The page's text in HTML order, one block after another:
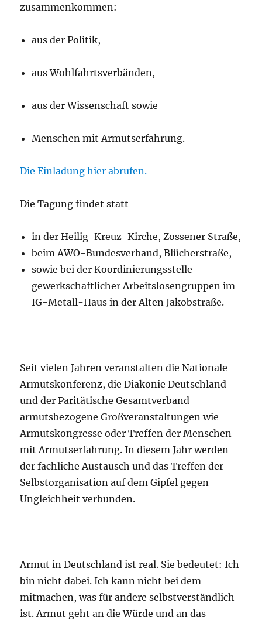
zusammenkommen:
aus der Politik,
aus Wohlfahrtsverbänden,
aus der Wissenschaft sowie
Menschen mit Armutserfahrung.
Die Einladung hier abrufen.
Die Tagung findet statt
in der Heilig-Kreuz-Kirche, Zossener Straße,
beim AWO-Bundesverband, Blücherstraße,
sowie bei der Koordinierungsstelle
gewerkschaftlicher Arbeitslosengruppen im
IG-Metall-Haus in der Alten Jakobstraße.
Seit vielen Jahren veranstalten die Nationale
Armutskonferenz, die Diakonie Deutschland
und der Paritätische Gesamtverband
armutsbezogene Großveranstaltungen wie
Armutskongresse oder Treffen der Menschen
mit Armutserfahrung. In diesem Jahr werden
der fachliche Austausch und das Treffen der
Selbstorganisation auf dem Gipfel gegen
Ungleichheit verbunden.
Armut in Deutschland ist real. Sie bedeutet: Ich
bin nicht dabei. Ich kann nicht bei dem
mitmachen, was für andere selbstverständlich
ist. Armut geht an die Würde und an das